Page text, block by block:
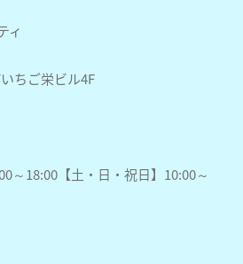
ィ
ちご栄ビル4F
～18:00【土・日・祝日】10:00～